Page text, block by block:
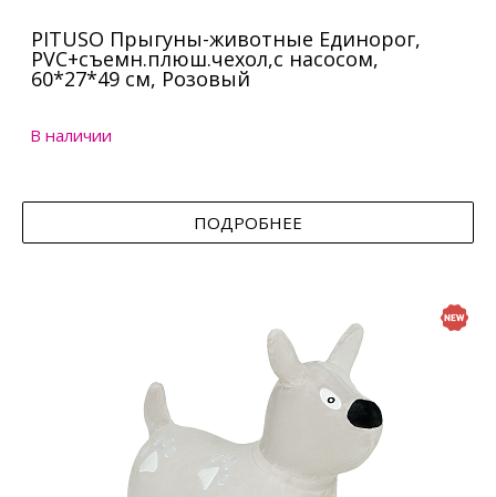
PITUSO Прыгуны-животные Единорог,
PVC+съемн.плюш.чехол,с насосом,
60*27*49 см, Розовый
В наличии
ПОДРОБНЕЕ